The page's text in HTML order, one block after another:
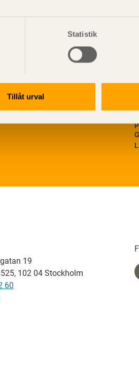
Statistik
Tillåt urval
19
102 04 Stockholm
60